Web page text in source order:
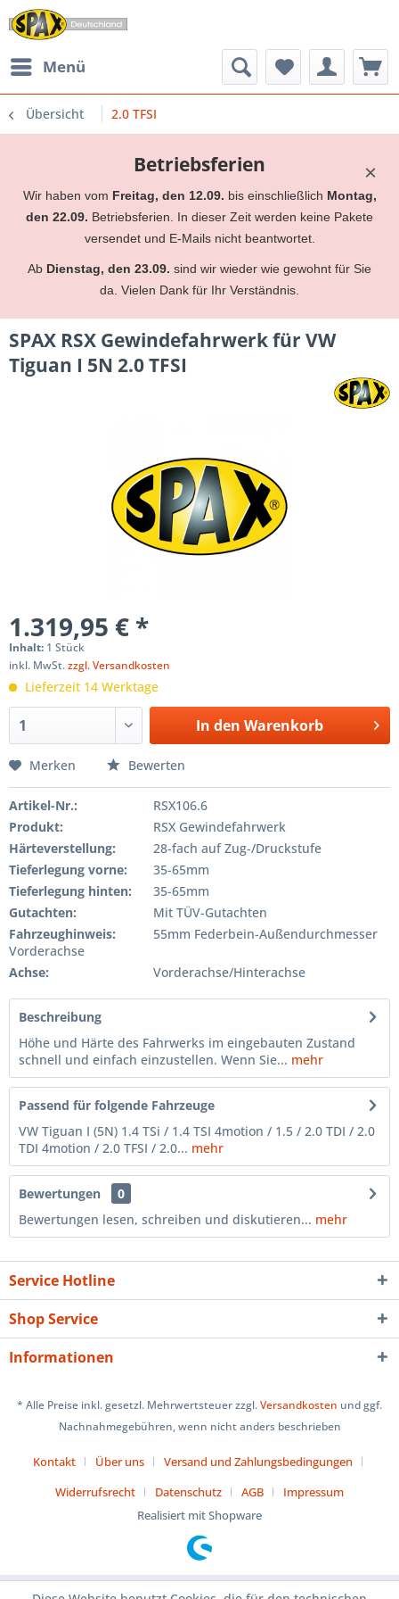
Menü
Übersicht 2.0 TFSI
×
Betriebsferien
Wir haben vom Freitag, den 12.09. bis einschließlich Montag,
den 22.09. Betriebsferien. In dieser Zeit werden keine Pakete
versendet und E-Mails nicht beantwortet.
Ab Dienstag, den 23.09. sind wir wieder wie gewohnt für Sie
da. Vielen Dank für Ihr Verständnis.
SPAX RSX Gewindefahrwerk für VW
Tiguan I 5N 2.0 TFSI
1.319,95 € *
Inhalt: 1 Stück
inkl. MwSt.zzgl. Versandkosten
Lieferzeit 14 Werktage
In den Warenkorb
Merken Bewerten
Artikel-Nr.:
RSX106.6
Produkt:
RSX Gewindefahrwerk
Härteverstellung:
28-fach auf Zug-/Druckstufe
Tieferlegung vorne:
35-65mm
Tieferlegung hinten:
35-65mm
Gutachten:
Mit TÜV-Gutachten
Fahrzeughinweis:
55mm Federbein-Außendurchmesser
Vorderachse
Achse:
Vorderachse/Hinterachse
Beschreibung
Höhe und Härte des Fahrwerks im eingebauten Zustand
schnell und einfach einzustellen. Wenn Sie... mehr
Passend für folgende Fahrzeuge
VW Tiguan I (5N) 1.4 TSi / 1.4 TSI 4motion / 1.5 / 2.0 TDI / 2.0
TDI 4motion / 2.0 TFSI / 2.0... mehr
Bewertungen
0
Bewertungen lesen, schreiben und diskutieren... mehr
Service Hotline
Shop Service
Informationen
* Alle Preise inkl. gesetzl. Mehrwertsteuer zzgl.Versandkosten und ggf.
Nachnahmegebühren, wenn nicht anders beschrieben
Kontakt Über uns
Versand und Zahlungsbedingungen
Widerrufsrecht
Datenschutz AGB
Impressum
Realisiert mit Shopware